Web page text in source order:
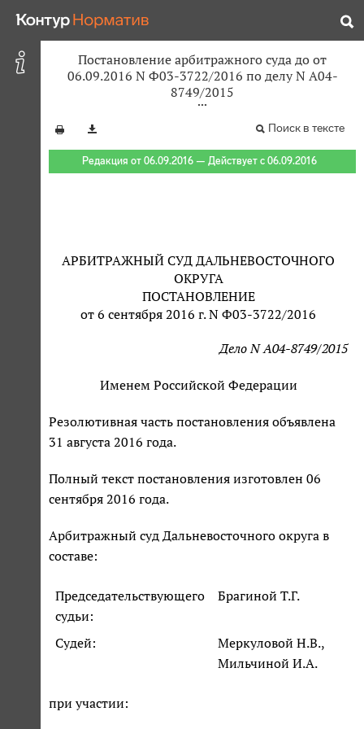
Постановление арбитражного суда до от
06.09.2016 N Ф03-3722/2016 по делу N А04-
8749/2015
Поиск в тексте
Редакция от 06.09.2016 — Действует с 06.09.2016
АРБИТРАЖНЫЙ СУД ДАЛЬНЕВОСТОЧНОГО
ОКРУГА
ПОСТАНОВЛЕНИЕ
от 6 сентября 2016 г. N Ф03-3722/2016
Дело N А04-8749/2015
Именем Российской Федерации
Резолютивная часть постановления объявлена
31 августа 2016 года.
Полный текст постановления изготовлен 06
сентября 2016 года.
Арбитражный суд Дальневосточного округа в
составе:
Председательствующего
судьи:
Брагиной Т.Г.
Судей:
Меркуловой Н.В.,
Мильчиной И.А.
при участии: